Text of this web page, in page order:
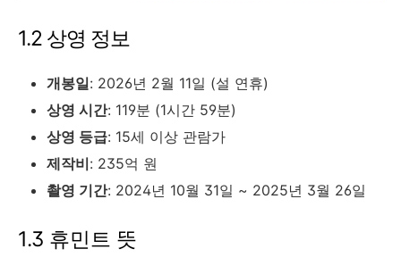
1.2 상영 정보
개봉일: 2026년 2월 11일 (설 연휴)
상영 시간: 119분 (1시간 59분)
상영 등급: 15세 이상 관람가
제작비: 235억 원
촬영 기간: 2024년 10월 31일 ~ 2025년 3월 26일
1.3 휴민트 뜻